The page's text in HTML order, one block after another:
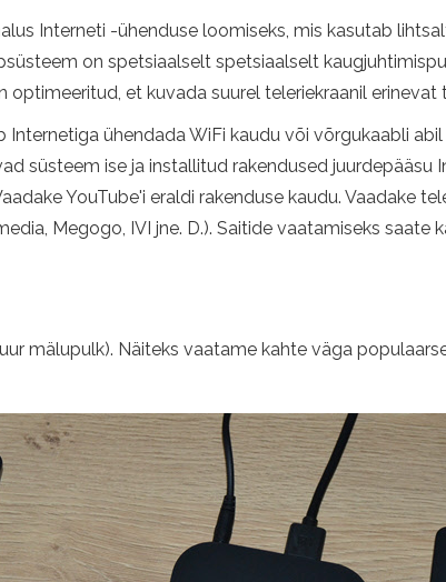
Interneti -ühenduse loomiseks, mis kasutab
on spetsiaalselt spetsiaalselt
et kuvada suurel teleriekraanil erinevat
ühendada WiFi kaudu või võrgukaabli
süsteem ise ja installitud rakendused juurdepääsu
YouTube'i eraldi rakenduse kaudu. Vaadake
Megogo, IVI jne. D.). Saitide vaatamiseks saate
mälupulk). Näiteks vaatame kahte väga